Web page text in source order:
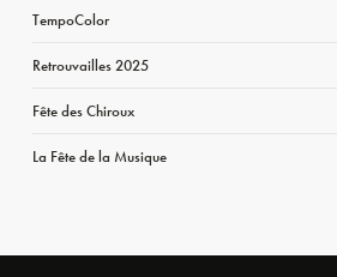
TempoColor
Retrouvailles 2025
Fête des Chiroux
La Fête de la Musique